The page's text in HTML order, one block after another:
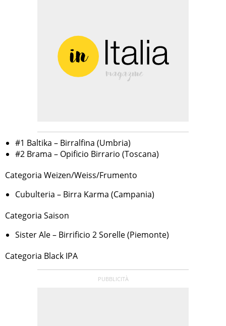
#1 Baltika – Birralfina (Umbria)
#2 Brama – Opificio Birrario (Toscana)
Categoria Weizen/Weiss/Frumento
Cubulteria – Birra Karma (Campania)
Categoria Saison
Sister Ale – Birrificio 2 Sorelle (Piemonte)
Categoria Black IPA